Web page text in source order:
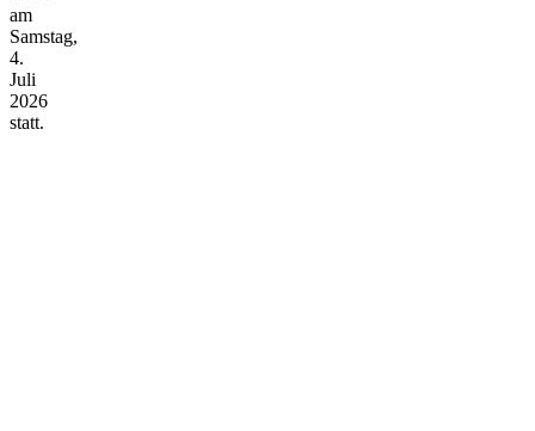
am
Samstag,
4.
Juli
2026
statt.